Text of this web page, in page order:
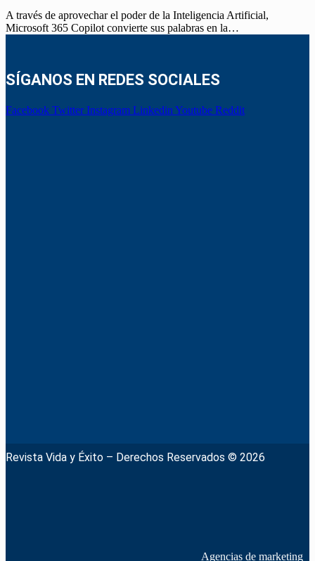
A través de aprovechar el poder de la Inteligencia Artificial,
Microsoft 365 Copilot convierte sus palabras en la…
SÍGANOS EN REDES SOCIALES
Facebook Twitter Instagram Linkedin Youtube Reddit
Revista Vida y Éxito – Derechos Reservados © 2026
Agencias de marketing